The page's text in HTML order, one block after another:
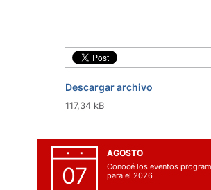
Descargar archivo
117,34 kB
07
AGOSTO
Conocé los eventos
para el 2026